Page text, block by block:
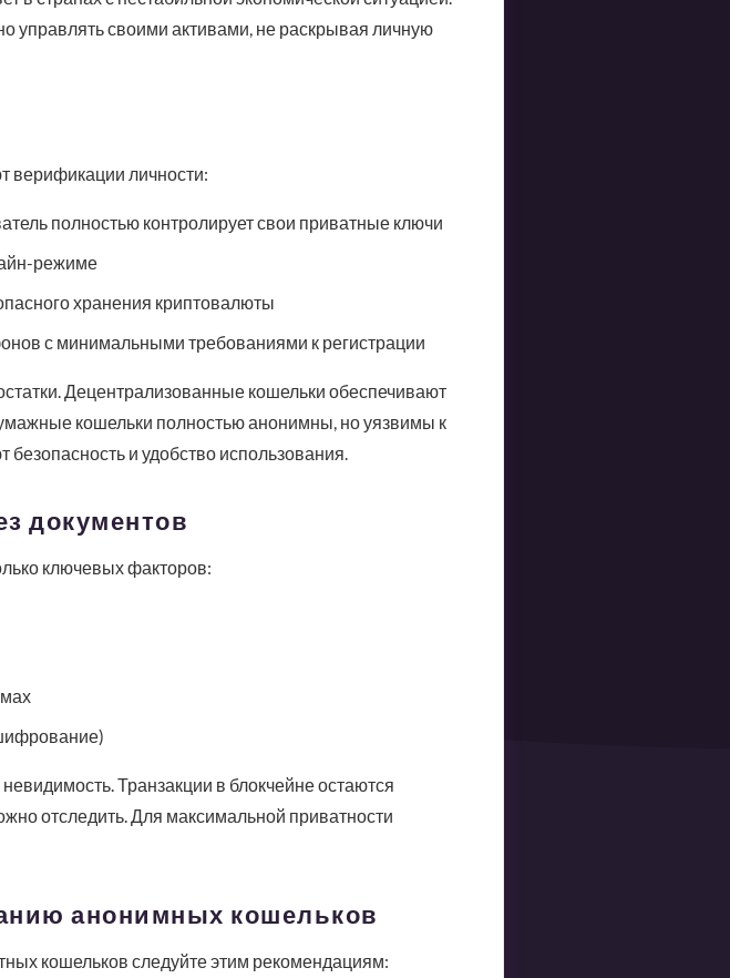
управлять своими активами, не раскрывая личную
верификации личности:
полностью контролирует свои приватные ключи
режиме
хранения криптовалюты
с минимальными требованиями к регистрации
Децентрализованные кошельки обеспечивают
кошельки полностью анонимны, но уязвимы к
и удобство использования.
документов
ключевых факторов:
Транзакции в блокчейне остаются
отследить. Для максимальной приватности
анонимных кошельков
кошельков следуйте этим рекомендациям: